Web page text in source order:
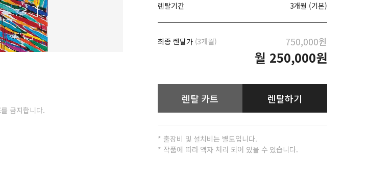
금지합니다.
렌탈기간 3개월 (기본)
최종 렌탈가(3개월) 750,000원
월 250,000원
렌탈 카트 렌탈하기
* 출장비 및 설치비는 별도입니다.
* 작품에 따라 액자 처리 되어 있을 수 있습니다.